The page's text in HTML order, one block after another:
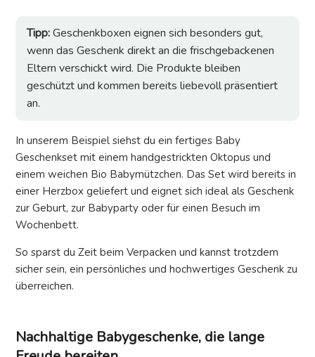
Tipp:Geschenkboxen eignen sich besonders gut,
wenn das Geschenk direkt an die frischgebackenen
Eltern verschickt wird. Die Produkte bleiben
geschützt und kommen bereits liebevoll präsentiert
an.
In unserem Beispiel siehst du ein fertiges Baby
Geschenkset mit einem handgestrickten Oktopus und
einem weichen Bio Babymützchen. Das Set wird bereits in
einer Herzbox geliefert und eignet sich ideal als Geschenk
zur Geburt, zur Babyparty oder für einen Besuch im
Wochenbett.
So sparst du Zeit beim Verpacken und kannst trotzdem
sicher sein, ein persönliches und hochwertiges Geschenk zu
überreichen.
Nachhaltige Babygeschenke, die lange